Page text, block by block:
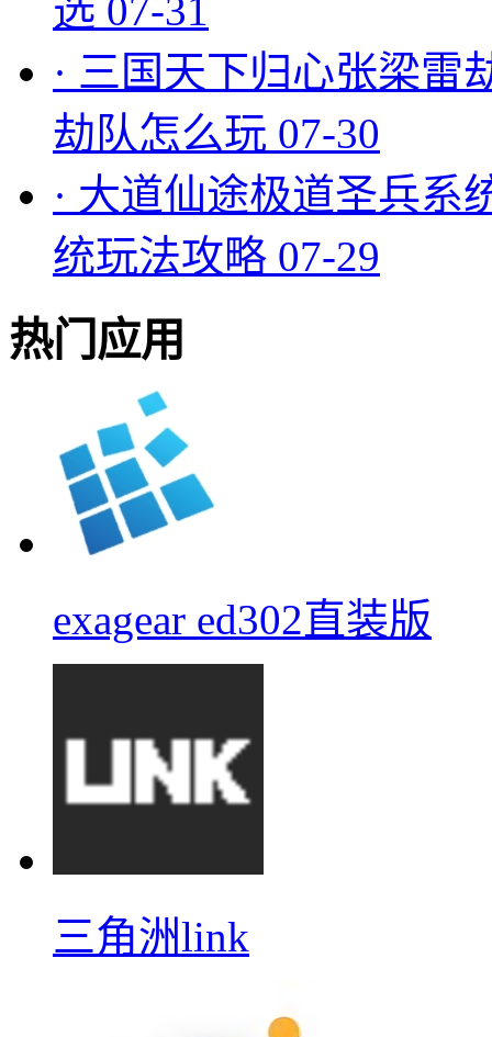
选 07-31
· 三国天下归心张梁雷
劫队怎么玩 07-30
· 大道仙途极道圣兵系
统玩法攻略 07-29
热门应用
exagear ed302直装版
三角洲link